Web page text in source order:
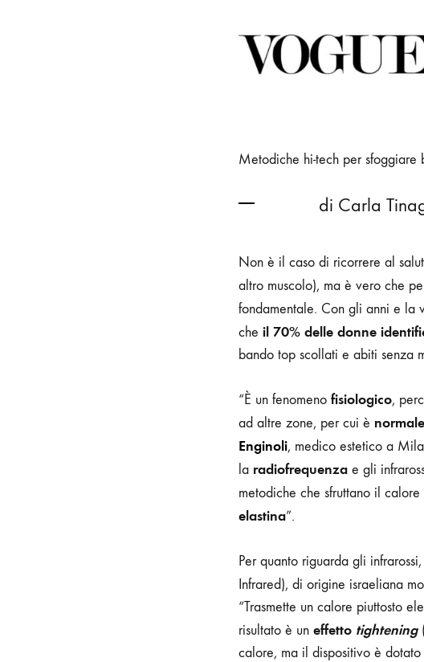
Metodiche hi-tech per
di Carla
Non è il caso di ricorrere al
altro muscolo), ma è vero che
fondamentale. Con gli anni e la
che il 70% delle donne
bando top scollati e abiti senza
“È un fenomeno fisiologico,
ad altre zone, per cui è normale
Enginoli, medico estetico a
la radiofrequenza e gli
metodiche che sfruttano il
elastina”.
Per quanto riguarda gli
Infrared), di origine israeliana
“Trasmette un calore piuttosto
risultato è un effetto tightening
calore, ma il dispositivo è